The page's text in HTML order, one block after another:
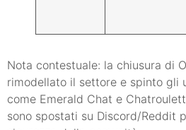
Nota contestuale: la chiusura di
rimodellato il settore e spinto gli
come Emerald Chat e
sono spostati su Discord/Reddit